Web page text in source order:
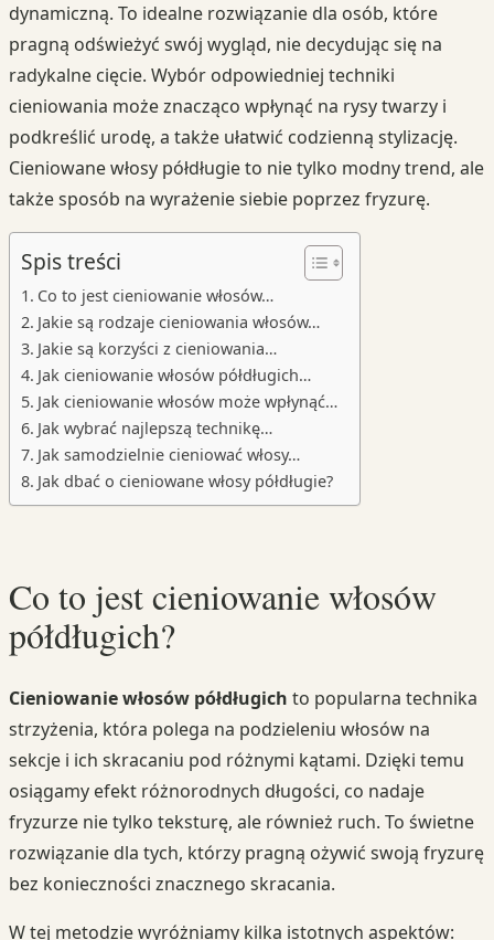
dynamiczną. To idealne rozwiązanie dla osób, które
pragną odświeżyć swój wygląd, nie decydując się na
radykalne cięcie. Wybór odpowiedniej techniki
cieniowania może znacząco wpłynąć na rysy twarzy i
podkreślić urodę, a także ułatwić codzienną stylizację.
Cieniowane włosy półdługie to nie tylko modny trend, ale
także sposób na wyrażenie siebie poprzez fryzurę.
Spis treści
Co to jest cieniowanie włosów…
Jakie są rodzaje cieniowania włosów…
Jakie są korzyści z cieniowania…
Jak cieniowanie włosów półdługich…
Jak cieniowanie włosów może wpłynąć…
Jak wybrać najlepszą technikę…
Jak samodzielnie cieniować włosy…
Jak dbać o cieniowane włosy półdługie?
Co to jest cieniowanie włosów
półdługich?
Cieniowanie włosów półdługich to popularna technika
strzyżenia, która polega na podzieleniu włosów na
sekcje i ich skracaniu pod różnymi kątami. Dzięki temu
osiągamy efekt różnorodnych długości, co nadaje
fryzurze nie tylko teksturę, ale również ruch. To świetne
rozwiązanie dla tych, którzy pragną ożywić swoją fryzurę
bez konieczności znacznego skracania.
W tej metodzie wyróżniamy kilka istotnych aspektów: